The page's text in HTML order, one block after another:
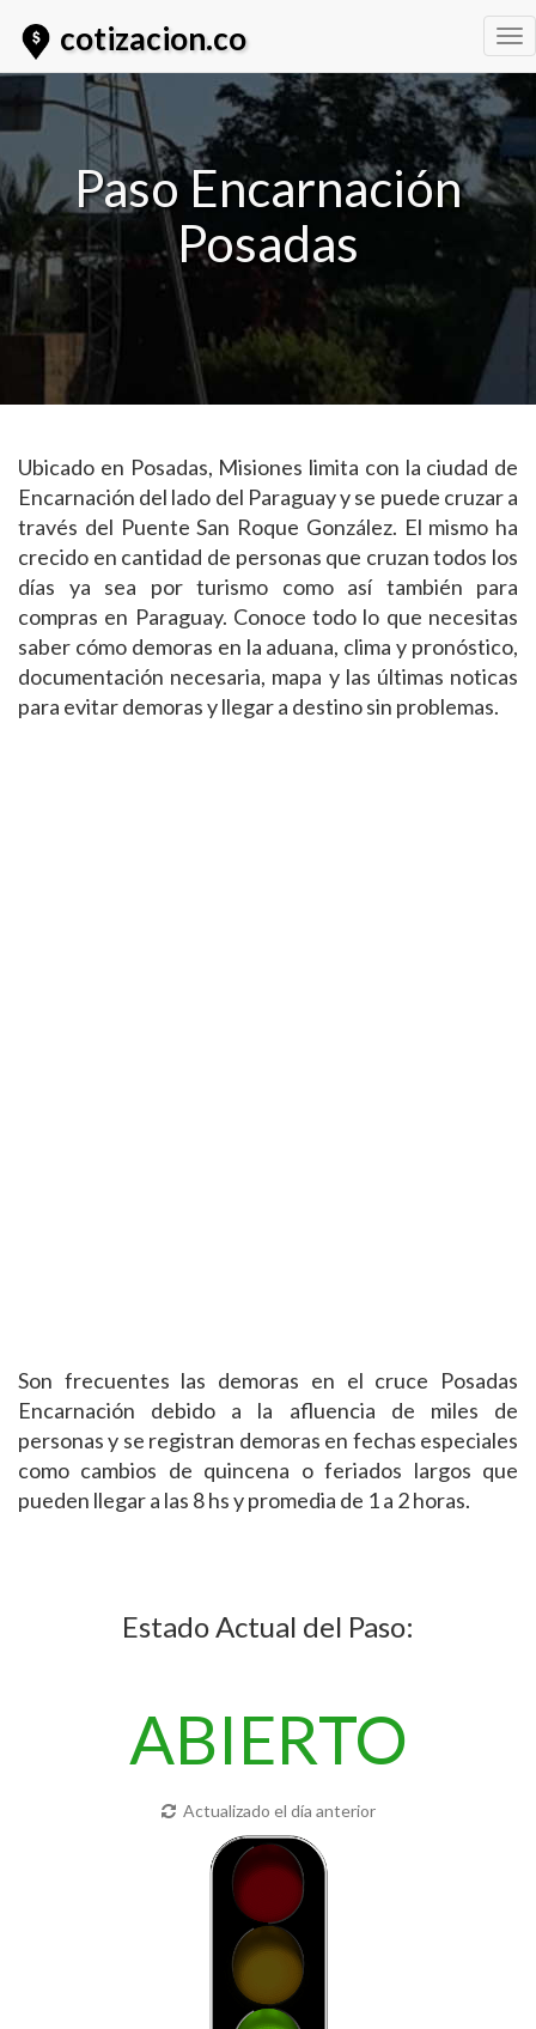
cotizacion.co
Paso Encarnación
Posadas
Ubicado en Posadas, Misiones limita con la ciudad de
Encarnación del lado del Paraguay y se puede cruzar a
través del Puente San Roque González. El mismo ha
crecido en cantidad de personas que cruzan todos los
días ya sea por turismo como así también para
compras en Paraguay. Conoce todo lo que necesitas
saber cómo demoras en la aduana, clima y pronóstico,
documentación necesaria, mapa y las últimas noticas
para evitar demoras y llegar a destino sin problemas.
Son frecuentes las demoras en el cruce Posadas
Encarnación debido a la afluencia de miles de
personas y se registran demoras en fechas especiales
como cambios de quincena o feriados largos que
pueden llegar a las 8 hs y promedia de 1 a 2 horas.
Estado Actual del Paso:
ABIERTO
Actualizado el día anterior